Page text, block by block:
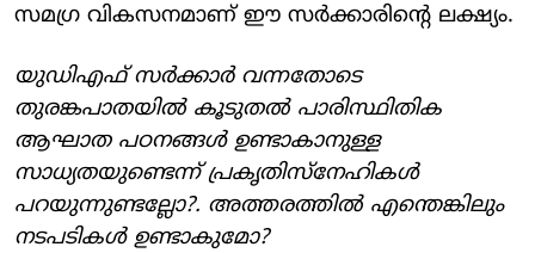
സമഗ്ര വികസനമാണ് ഈ സര്‍ക്കാരിന്റെ ലക്ഷ്യം.
യുഡിഎഫ് സര്‍ക്കാര്‍ വന്നതോടെ
തുരങ്കപാതയില്‍ കൂടുതല്‍ പാരിസ്ഥിതിക
ആഘാത പഠനങ്ങള്‍ ഉണ്ടാകാനുള്ള
സാധ്യതയുണ്ടെന്ന് പ്രകൃതിസ്‌നേഹികള്‍
പറയുന്നുണ്ടല്ലോ?. അത്തരത്തില്‍ എന്തെങ്കിലും
നടപടികള്‍ ഉണ്ടാകുമോ?